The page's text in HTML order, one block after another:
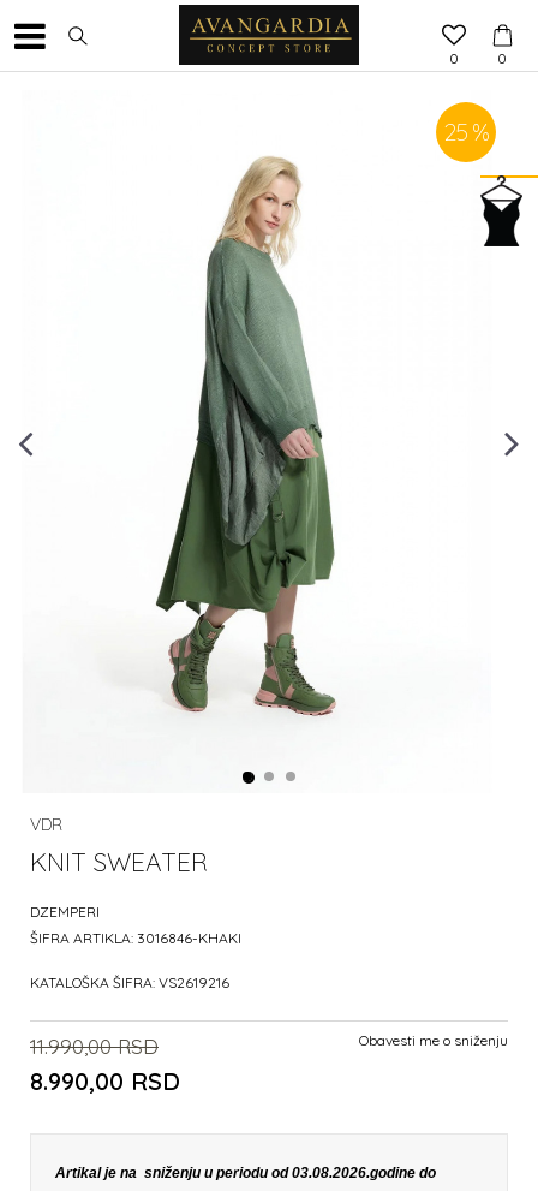
0
0
25 %
VDR
KNIT SWEATER
DZEMPERI
ŠIFRA ARTIKLA: 3016846-KHAKI
KATALOŠKA ŠIFRA: VS2619216
11.990,00 RSD
8.990,00 RSD
Obavesti me o sniženju
Artikal je na sniženju u periodu od 03.08.2026.godine do